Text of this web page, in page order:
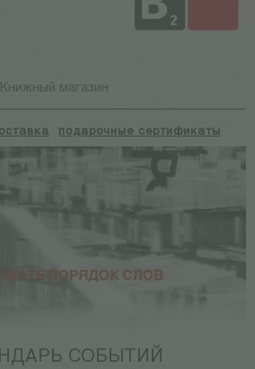
Книжный магазин
подарочные сертификаты
СОБЫТИЙ